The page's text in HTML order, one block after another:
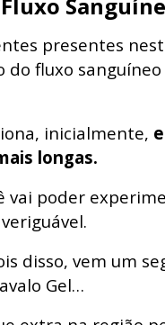
Fluxo
presentes
do fluxo
inicialmente,
longas.
vai poder
disso, vem um
Gel…